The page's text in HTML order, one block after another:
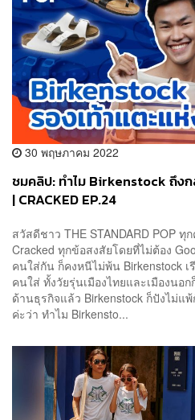
30 พฤษภาคม 2022
ชมคลิป: ทำไม Birkenstock ถึงก
| CRACKED EP.24
สวัสดีชาว THE STANDARD POP
Cracked ทุกข้อสงสัยโดยที่ไม่ต้อง
คนใส่กัน ก็คงหนีไม่พ้น Birkenstock
คนใส่ ทั้งวัยรุ่นเมืองไทยและเมืองนอ
ด้านธุรกิจแล้ว Birkenstock ก็ปังไม่แ
ค่ะว่า ทำไม Birkensto...